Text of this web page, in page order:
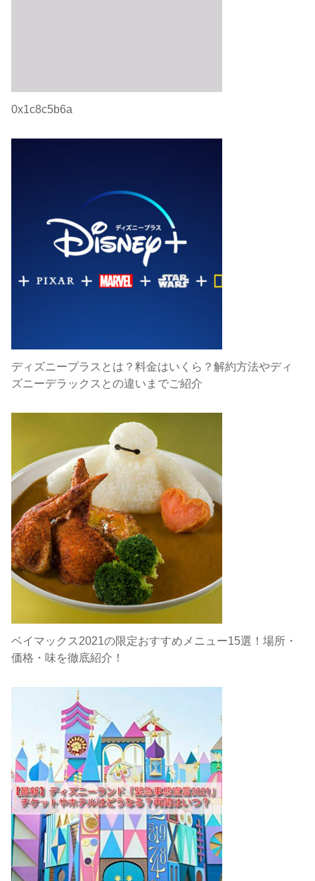
0x1c8c5b6a
ディズニープラスとは？料金はいくら？解約方法やディ
ズニーデラックスとの違いまでご紹介
ベイマックス2021の限定おすすめメニュー15選！場所・
価格・味を徹底紹介！